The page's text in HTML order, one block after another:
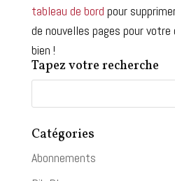
tableau de bord pour
de nouvelles pages pour
bien !
Tapez votre recherche
Catégories
Abonnements